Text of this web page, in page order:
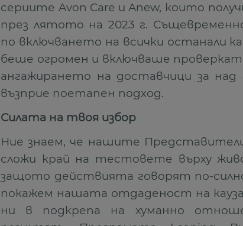
сериите Avon Care и Anew, които
през лятото на 2023 г.
по включването на всички останали
беше огромен и включваше
ангажирането на доставчици за
възприе поетапен подход.
Силата на твоя избор
Ние знаем, че нашите
сложи край на тестовете върху
защото действията говорят по-
покажем нашата отдаденост на
ни в подкрепа на хуманно